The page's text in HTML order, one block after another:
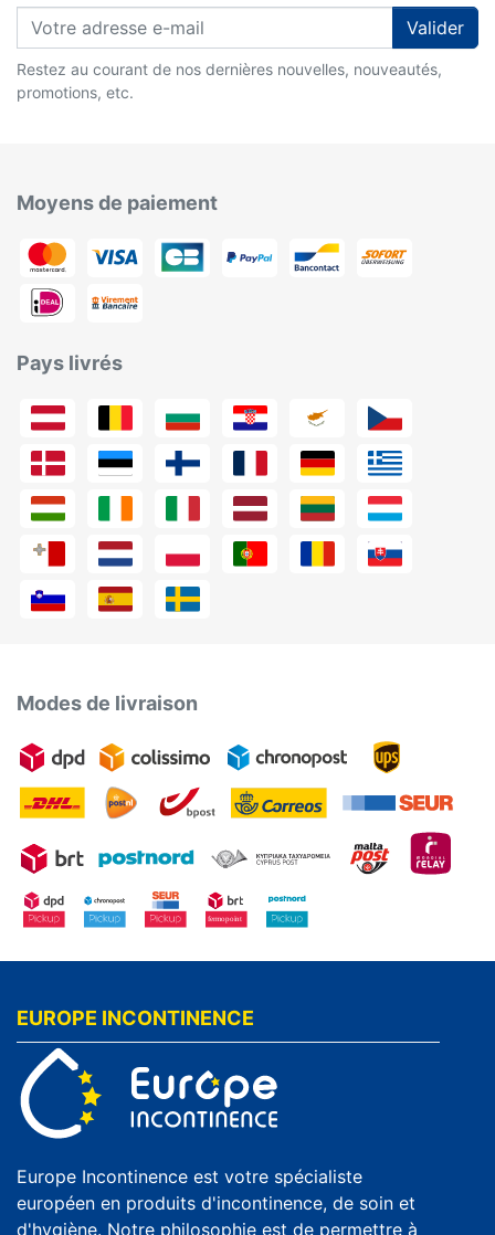
Valider
Restez au courant de nos dernières nouvelles, nouveautés,
promotions, etc.
Moyens de paiement
Pays livrés
Modes de livraison
EUROPE INCONTINENCE
Europe Incontinence est votre spécialiste
européen en produits d'incontinence, de soin et
d'hygiène. Notre philosophie est de permettre à